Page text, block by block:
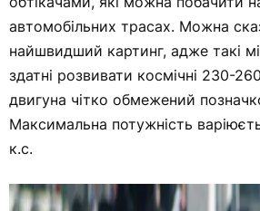
автомобільних трасах. Можна
найшвидший картинг, адже такі
здатні розвивати космічні 230-
двигуна чітко обмежений
Максимальна потужність
к.с.